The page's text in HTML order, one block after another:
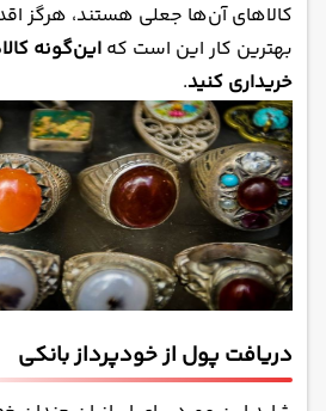
کالاهای آن‌ها جعلی هستند، هرگز
بهترین کار این است که این‌گونه
خریداری کنید.
دریافت پول از خودپرداز بانکی